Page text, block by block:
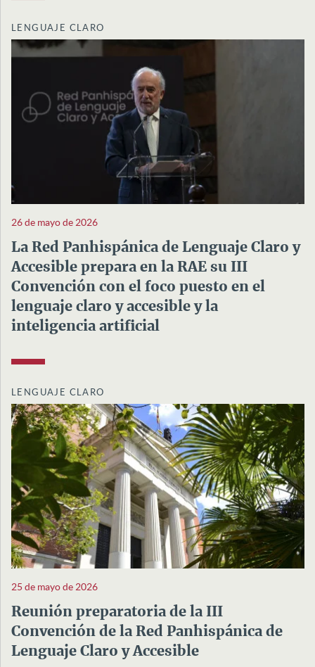
LENGUAJE CLARO
26 de mayo de 2026
La Red Panhispánica de Lenguaje Claro y
Accesible prepara en la RAE su III
Convención con el foco puesto en el
lenguaje claro y accesible y la
inteligencia artificial
LENGUAJE CLARO
25 de mayo de 2026
Reunión preparatoria de la III
Convención de la Red Panhispánica de
Lenguaje Claro y Accesible